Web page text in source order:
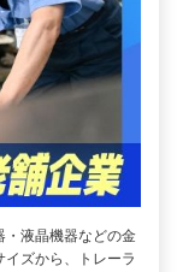
・液晶機器などの金
ズから、トレーラ